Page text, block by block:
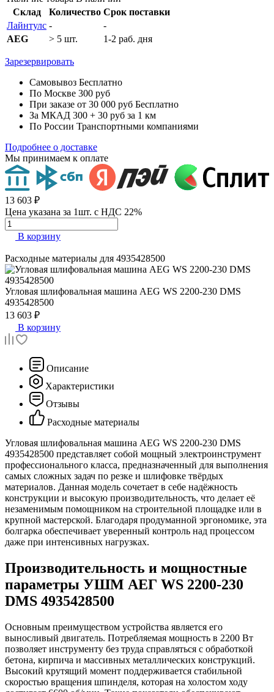
Склад
Количество Срок поставки
Лайнтулс -
-
AEG
> 5 шт. 1-2 раб. дня
Зарезервировать
Самовывоз Бесплатно
По Москве 300 руб
При заказе от 30 000 руб Бесплатно
За МКАД 300 + 30 руб за 1 км
По России Транспортными компаниями
Подробнее о доставке
Мы принимаем к оплате
13 603 ₽
Цена указана за 1шт. с НДС 22%
В корзину
Расходные материалы для 4935428500
Угловая шлифовальная машина AEG WS 2200-230 DMS
4935428500
13 603 ₽
В корзину
Описание
Характеристики
Отзывы
Расходные материалы
Угловая шлифовальная машина AEG WS 2200-230 DMS
4935428500 представляет собой мощный электроинструмент
профессионального класса, предназначенный для выполнения
самых сложных задач по резке и шлифовке твёрдых
материалов. Данная модель сочетает в себе надёжность
конструкции и высокую производительность, что делает её
незаменимым помощником на строительной площадке или в
крупной мастерской. Благодаря продуманной эргономике, эта
болгарка обеспечивает уверенный контроль над процессом
даже при интенсивных нагрузках.
Производительность и мощностные
параметры УШМ АЕГ WS 2200-230
DMS 4935428500
Основным преимуществом устройства является его
выносливый двигатель. Потребляемая мощность в 2200 Вт
позволяет инструменту без труда справляться с обработкой
бетона, кирпича и массивных металлических конструкций.
Высокий крутящий момент поддерживается стабильной
скоростью вращения шпинделя, которая на холостом ходу